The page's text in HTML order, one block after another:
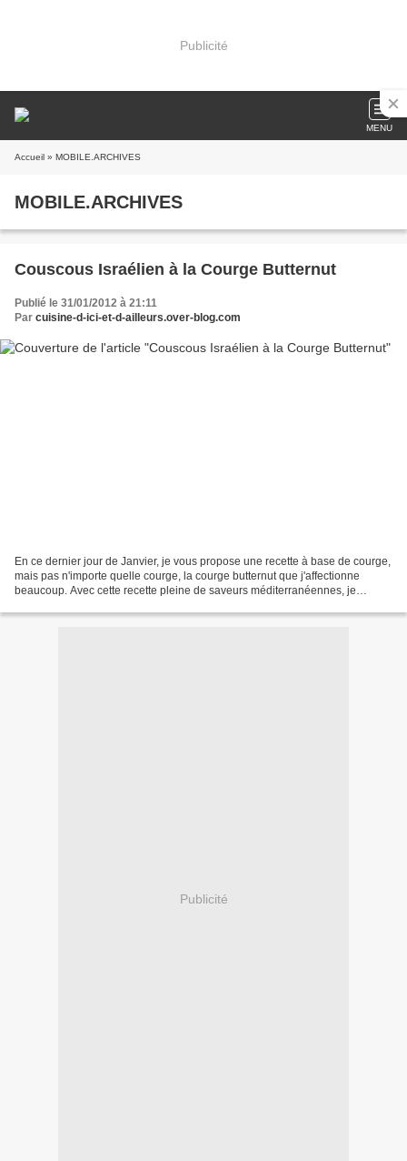
Publicité
MENU
Accueil » MOBILE.ARCHIVES
MOBILE.ARCHIVES
Couscous Israélien à la Courge Butternut
Publié le 31/01/2012 à 21:11
Par cuisine-d-ici-et-d-ailleurs.over-blog.com
En ce dernier jour de Janvier, je vous propose une recette à base de courge,
mais pas n'importe quelle courge, la courge butternut que j'affectionne
beaucoup. Avec cette recette pleine de saveurs méditerranéennes, je
Publicité